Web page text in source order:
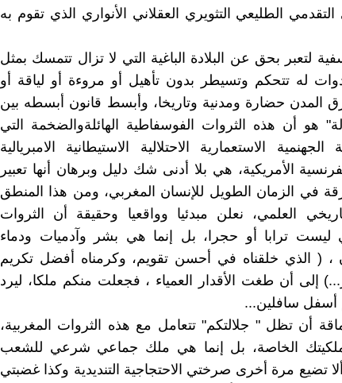
التقدمي الطليعي التثويري العقلاني الأنواري الذي تقوم به
لتعبر بحق عن البلادة الباغية التي لا تزال تتمسك بمثل
له تتحكم وتسيطر بدون تأهيل أو مروءة أو لياقة أو
المدن حضارة ومدنية وتاريخا، وأبسط قانون أبسطه بين
هو أن هذه الثروات الفوسفاطية الهائلةوالضخمة التي
الجهنمية الاستعمارية الاحتلالية الاستيطانية الامبريالية
الأمريكية، هي بلا أدنى شك دليل وبرهان أنها تعبير
في الزمان الطويل للإنسان المغربي، ومن هذا المنطق
العلمي، نعلن مبدئيا وواقعيا وحقيقة أن الثروات
ليست ترابا أو حجرا، بل إنما هي بشر وآدميات ودماء
، ( الذي خلقناه في أحسن تقويم، وكرمناه أفضل تكريم
إلى أن طغت الأقدار العمياء ، فجعلت منكم ملكا، ليرد
أسفل سافلين...
أن تظل " جلالتكم" تتعامل مع هذه الثروات المغربية،
ملكيتك الخاصة، بل إنما هي ملك جماعي شرعي للشعب
تضيع مرة أخرى صرختي الاحتجاجية التنديدية وكذا غضبتي